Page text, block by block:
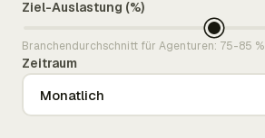
Ziel-Auslastung (%)
Branchendurchschnitt für Agenturen: 75-85 %
Zeitraum